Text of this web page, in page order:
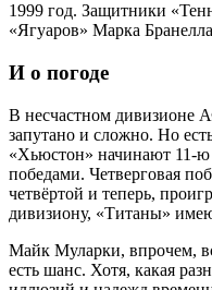
1999 год. Защитники
«Ягуаров» Марка
И о погоде
В несчастном дивизионе
запутано и сложно. Но
«Хьюстон» начинают 11-ю
победами. Четверговая
четвёртой и теперь,
дивизиону, «Титаны»
Майк Муларки, впрочем,
есть шанс. Хотя, какая